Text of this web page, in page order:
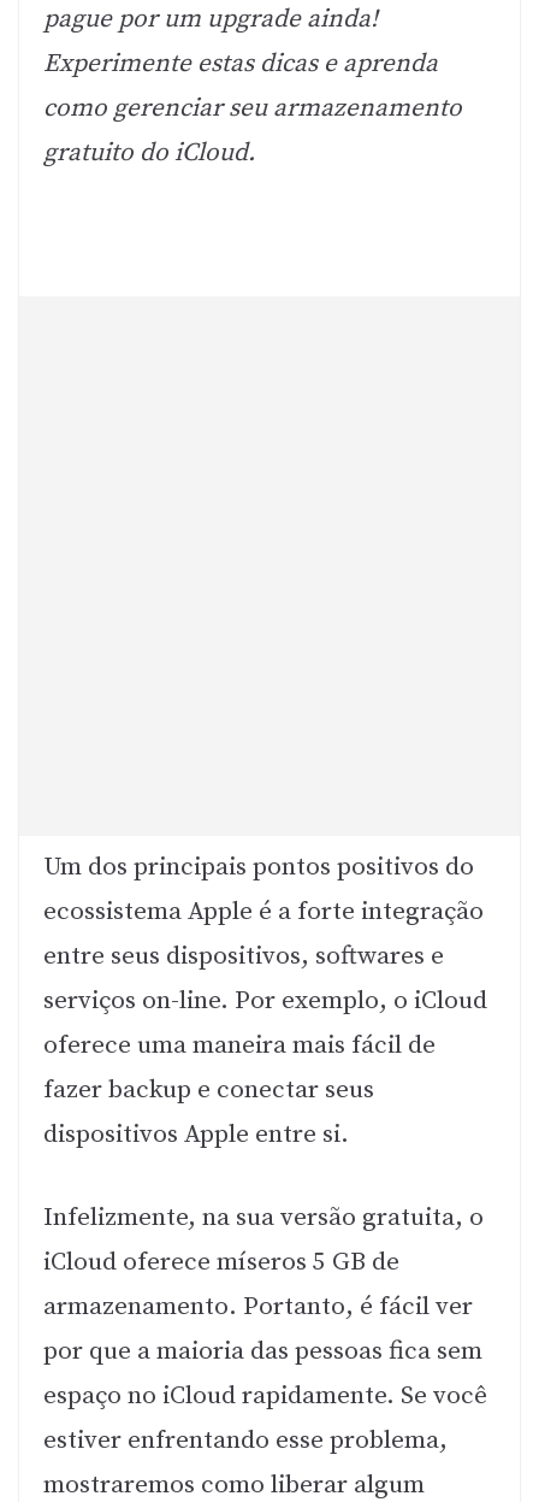
pague por um upgrade ainda!
Experimente estas dicas e aprenda
como gerenciar seu armazenamento
gratuito do iCloud.
Um dos principais pontos positivos do
ecossistema Apple é a forte integração
entre seus dispositivos, softwares e
serviços on-line. Por exemplo, o iCloud
oferece uma maneira mais fácil de
fazer backup e conectar seus
dispositivos Apple entre si.
Infelizmente, na sua versão gratuita, o
iCloud oferece míseros 5 GB de
armazenamento. Portanto, é fácil ver
por que a maioria das pessoas fica sem
espaço no iCloud rapidamente. Se você
estiver enfrentando esse problema,
mostraremos como liberar algum